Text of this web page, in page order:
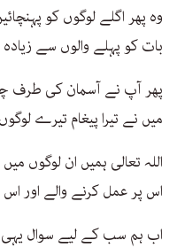
وہ پھر اگلے لوگوں کو
بات کو پہلے والوں سے
پھر آپ نے آسمان کی طرف چہرہ
میں نے تیرا پیغام تیرے
اللہ تعالی ہمیں ان لوگوں
اس پر عمل کرنے والے اور اس
اب ہم سب کے لیے سوال یہی